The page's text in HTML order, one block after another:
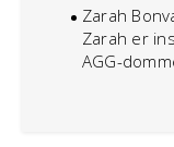
Zarah
Zarah er
AGG-